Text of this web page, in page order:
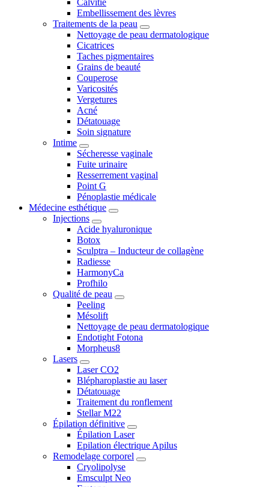
Calvitie
Embellissement des lèvres
Traitements de la peau
Nettoyage de peau dermatologique
Cicatrices
Taches pigmentaires
Grains de beauté
Couperose
Varicosités
Vergetures
Acné
Détatouage
Soin signature
Intime
Sécheresse vaginale
Fuite urinaire
Resserrement vaginal
Point G
Pénoplastie médicale
Médecine esthétique
Injections
Acide hyaluronique
Botox
Sculptra – Inducteur de collagène
Radiesse
HarmonyCa
Profhilo
Qualité de peau
Peeling
Mésolift
Nettoyage de peau dermatologique
Endotight Fotona
Morpheus8
Lasers
Laser CO2
Blépharoplastie au laser
Détatouage
Traitement du ronflement
Stellar M22
Épilation définitive
Épilation Laser
Epilation électrique Apilus
Remodelage corporel
Cryolipolyse
Emsculpt Neo